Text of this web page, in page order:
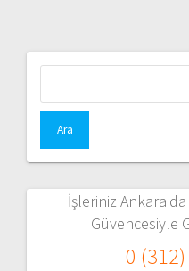
İşleriniz Ankara'da
Güvencesiyle
0